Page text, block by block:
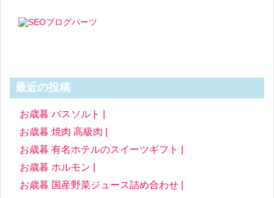
最近の投稿
お歳暮 バスソルト |
お歳暮 焼肉 高級肉 |
お歳暮 有名ホテルのスイーツギフト |
お歳暮 ホルモン |
お歳暮 国産野菜ジュース詰め合わせ |